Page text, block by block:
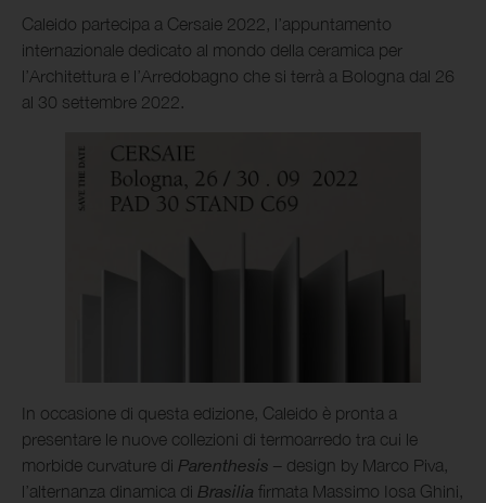
Caleido partecipa a Cersaie 2022, l’appuntamento
internazionale dedicato al mondo della ceramica per
l’Architettura e l’Arredobagno che si terrà a Bologna dal 26
al 30 settembre 2022.
In occasione di questa edizione, Caleido è pronta a
presentare le nuove collezioni di termoarredo tra cui le
morbide curvature di Parenthesis – design by Marco Piva,
l’alternanza dinamica di Brasilia firmata Massimo Iosa Ghini,